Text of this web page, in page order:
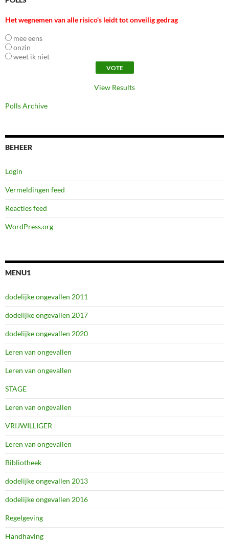
Het wegnemen van alle risico's leidt tot onveilig gedrag
mee eens
onzin
weet ik niet
View Results
Polls Archive
BEHEER
Login
Vermeldingen feed
Reacties feed
WordPress.org
MENU1
dodelijke ongevallen 2011
dodelijke ongevallen 2017
dodelijke ongevallen 2020
Leren van ongevallen
Leren van ongevallen
STAGE
Leren van ongevallen
VRIJWILLIGER
Leren van ongevallen
Bibliotheek
dodelijke ongevallen 2013
dodelijke ongevallen 2016
Regelgeving
Handhaving